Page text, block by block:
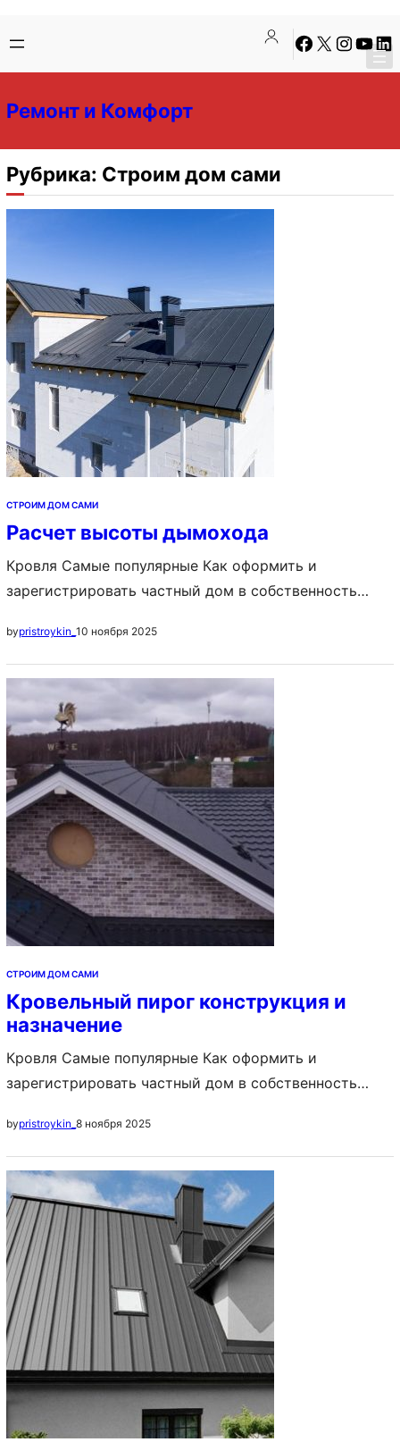
содержимому
содержимому
Facebook
X Instagram
Ремонт и Комфорт
Рубрика: Строим дом сами
СТРОИМ ДОМ САМИ
Расчет высоты дымохода
Кровля Самые популярные Как оформить и
зарегистрировать частный дом в собственность
построить своими руками, пошаговая инструкция
Идеи планировки частных домов: схема
расположения комнат, примеры, фото Содержание: 1.
Для чего необходимо производить расчет 2. Высота
трубы дымохода над крышей 3. Высота трубы
дымохода — расчет 4. Сечение…
bypristroykin_ 10 ноября 2025
СТРОИМ ДОМ САМИ
Кровельный пирог конструкция и
назначение
Кровля Самые популярные Как оформить и
зарегистрировать частный дом в собственность
построить своими руками, пошаговая инструкция
Идеи планировки частных домов: схема
расположения комнат, примеры, фото Содержание: 1.
Что такое кровельный пирог 2. Функции кровельного
пирога 3. Виды кровельного пирога 4. Ошибки при
монтаже кровельного пирога При…
bypristroykin_ 8 ноября 2025